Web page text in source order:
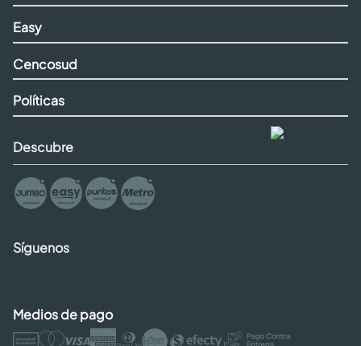
Easy
Cencosud
Políticas
Descubre
Síguenos
Medios de pago